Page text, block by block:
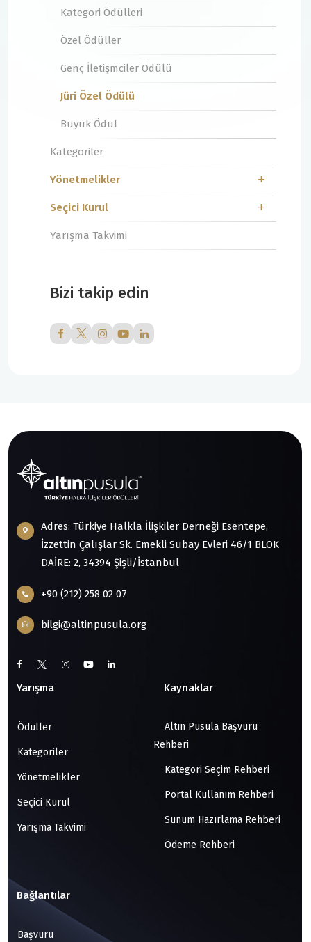
Kategori Ödülleri
Özel Ödüller
Genç İletişmciler Ödülü
Jüri Özel Ödülü
Büyük Ödül
Kategoriler
Yönetmelikler
Seçici Kurul
Yarışma Takvimi
Bizi takip edin
Adres: Türkiye Halkla İlişkiler Derneği Esentepe,
İzzettin Çalışlar Sk. Emekli Subay Evleri 46/1 BLOK
DAİRE: 2, 34394 Şişli/İstanbul
+90 (212) 258 02 07
bilgi@altinpusula.org
Yarışma
Ödüller
Kategoriler
Yönetmelikler
Seçici Kurul
Yarışma Takvimi
Kaynaklar
Altın Pusula Başvuru
Rehberi
Kategori Seçim Rehberi
Portal Kullanım Rehberi
Sunum Hazırlama Rehberi
Ödeme Rehberi
Bağlantılar
Başvuru